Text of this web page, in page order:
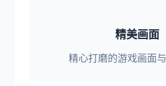
精美画面
精心打磨的游戏画面